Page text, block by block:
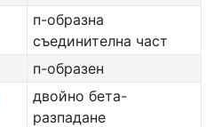
п-образна
съединителна част
п-образен
двойно бета-
разпадане